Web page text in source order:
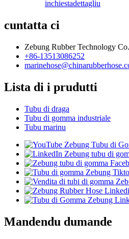
inchiestadettagliu
cuntatta ci
Zebung Rubber Technology
+86-13513086252
Lista di i prudutti
Tubu di draga
Tubu di gomma industriale
Tubu marinu
Mandendu dumande